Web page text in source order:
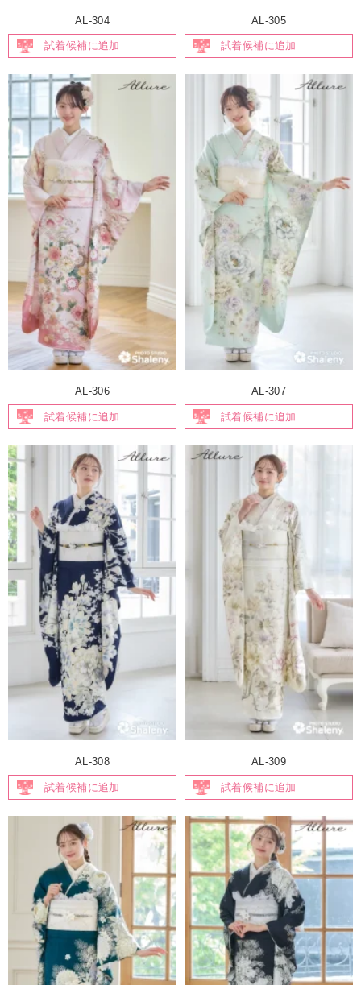
AL-304
試着候補に追加
AL-305
試着候補に追加
AL-306
試着候補に追加
AL-307
試着候補に追加
AL-308
試着候補に追加
AL-309
試着候補に追加